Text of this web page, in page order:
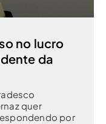
no lucro
da
quer
por